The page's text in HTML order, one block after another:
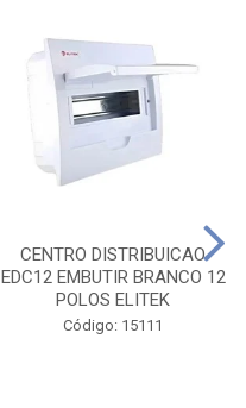
CENTRO DISTRIBUICAO
EDC12 EMBUTIR BRANCO 12
POLOS ELITEK
Código: 15111